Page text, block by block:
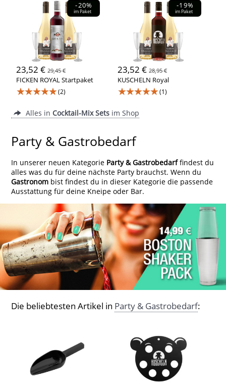
-20%
im Paket
23,52 €29,45 €
FICKEN ROYAL Startpaket
★★★★★(2)
-19%
im Paket
23,52 € 28,95 €
KUSCHELN Royal
★★★★★(1)
Alles in Cocktail-Mix Sets im Shop
Party & Gastrobedarf
In unserer neuen Kategorie Party & Gastrobedarffindest du
alles was du für deine nächste Party brauchst. Wenn du
Gastronom bist findest du in dieser Kategorie die passende
Ausstattung für deine Kneipe oder Bar.
Die beliebtesten Artikel in Party & Gastrobedarf: